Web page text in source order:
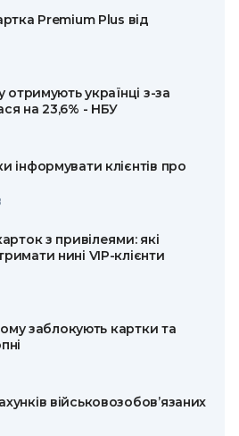
Premium Plus від
отримують українці з-за
на 23,6% - НБУ
інформувати клієнтів про
з привілеями: які
нині VIP-клієнти
заблокують картки та
військовозобов’язаних